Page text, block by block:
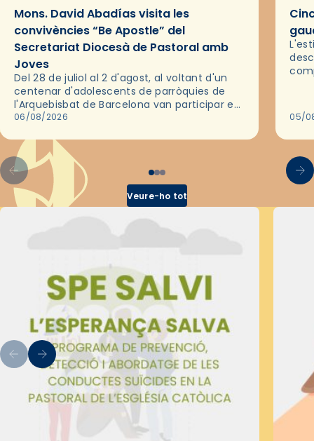
Mons. David Abadías visita les
convivències “Be Apostle” del
Secretariat Diocesà de Pastoral amb
Joves
Del 28 de juliol al 2 d'agost, al voltant d'un
centenar d'adolescents de parròquies de
l'Arquebisbat de Barcelona van participar en
les convivències Be Apostle, organitzades
06/08/2026 05/
Veure-ho tot